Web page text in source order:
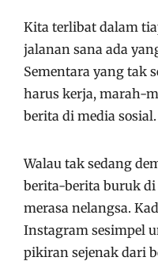
Kita terlibat dalam
jalanan sana ada
Sementara yang tak
harus kerja, marah-
berita di media sosial.
Walau tak sedang
berita-berita buruk
merasa nelangsa.
Instagram sesimpel
pikiran sejenak dari